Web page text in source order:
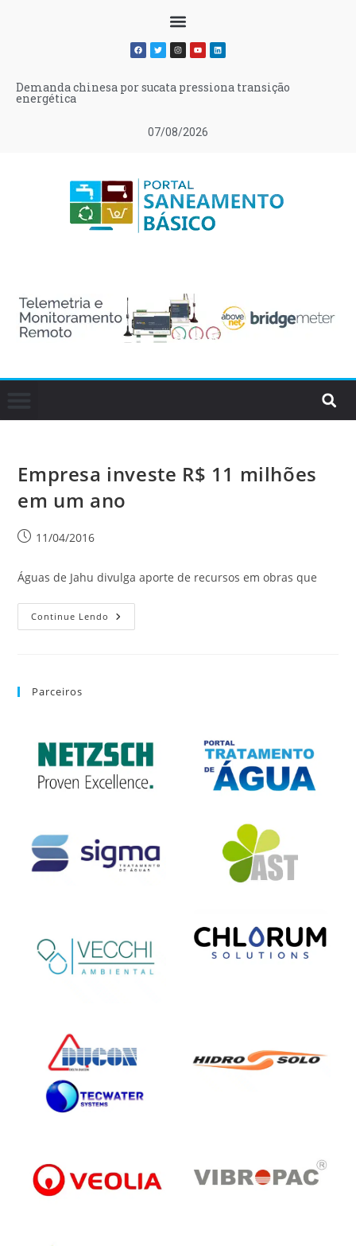
07/08/2026
Demanda chinesa por sucata pressiona transição
energética
Empresa investe R$ 11 milhões
em um ano
11/04/2016
Águas de Jahu divulga aporte de recursos em obras que
Continue Lendo
Parceiros